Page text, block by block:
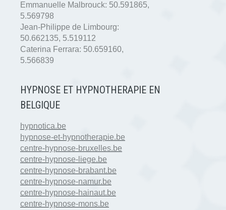
Emmanuelle Malbrouck: 50.591865,
5.569798
Jean-Philippe de Limbourg:
50.662135, 5.519112
Caterina Ferrara: 50.659160,
5.566839
HYPNOSE ET HYPNOTHERAPIE EN
BELGIQUE
hypnotica.be
hypnose-et-hypnotherapie.be
centre-hypnose-bruxelles.be
centre-hypnose-liege.be
centre-hypnose-brabant.be
centre-hypnose-namur.be
centre-hypnose-hainaut.be
centre-hypnose-mons.be